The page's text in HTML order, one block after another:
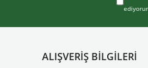
ALIŞVERİŞ BİLGİLERİ